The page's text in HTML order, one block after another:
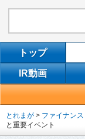
トップ
IR動画
とれまが > ファイナンス
と重要イベント